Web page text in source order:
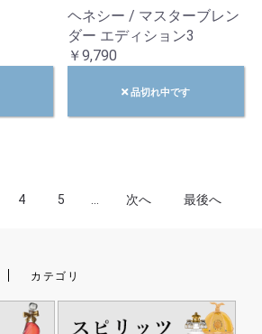
ヘネシー / マスターブレン
ダー エディション3
￥9,790
品切れ中です
4 5 次へ 最後へ
カテゴリ